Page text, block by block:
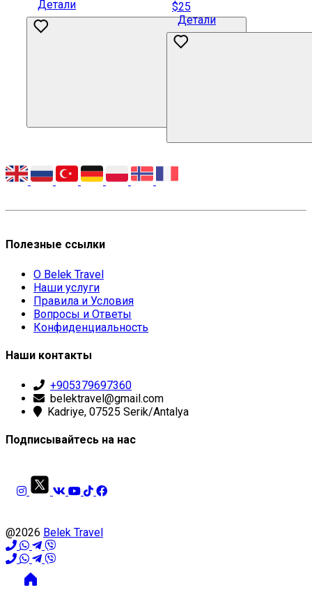
Детали
$25
Детали
Полезные ссылки
О Belek Travel
Наши услуги
Правила и Условия
Вопросы и Ответы
Конфиденциальность
Наши контакты
+905379697360
belektravel@gmail.com
Kadriye, 07525 Serik/Antalya
Подписывайтесь на нас
@2026 Belek Travel